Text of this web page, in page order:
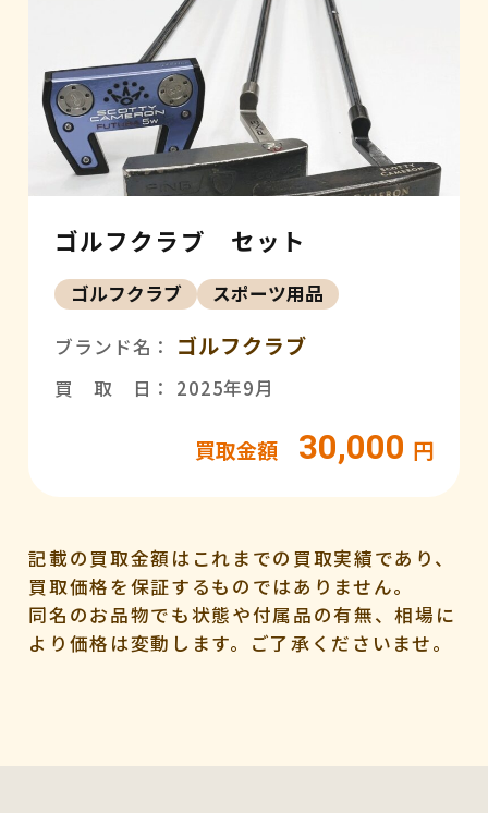
ゴルフクラブ セット
ゴルフクラブ スポーツ用品
ブランド名： ゴルフクラブ
買 取 日： 2025年9月
買取金額 30,000 円
記載の買取金額はこれまでの買取実績であり、
買取価格を保証するものではありません。
同名のお品物でも状態や付属品の有無、相場に
より価格は変動します。ご了承くださいませ。